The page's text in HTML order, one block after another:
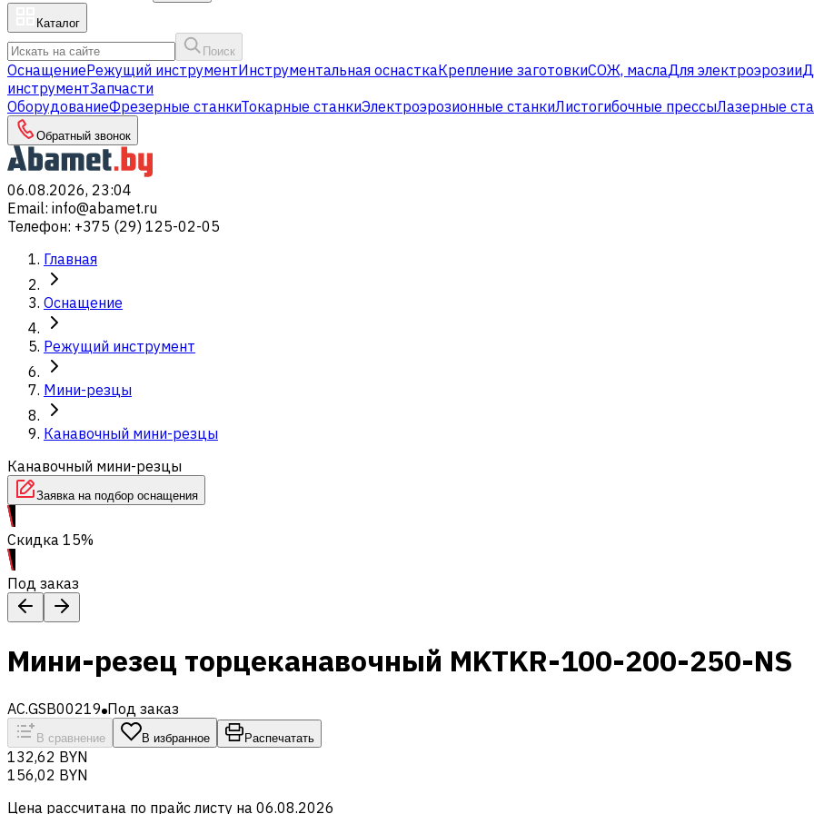
Каталог
Поиск
ОснащениеРежущий инструментИнструментальная оснасткаКрепление заготовкиСОЖ, маслаДля электроэрозии
инструментЗапчасти
ОборудованиеФрезерные станкиТокарные станкиЭлектроэрозионные станкиЛистогибочные прессыЛазерные
Обратный звонок
06.08.2026, 23:04
Email: info@abamet.ru
Телефон: +375 (29) 125-02-05
Главная
Оснащение
Режущий инструмент
Мини-резцы
Канавочный мини-резцы
Канавочный мини-резцы
Заявка на подбор оснащения
Скидка 15%
Под заказ
Мини-резец торцеканавочный MKTKR-100-200-250-NS
AC.GSB00219 Под заказ
В сравнение В избранное Распечатать
132,62 BYN
156,02 BYN
Цена рассчитана по прайс листу на 06.08.2026